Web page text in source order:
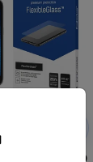
Samsung G360